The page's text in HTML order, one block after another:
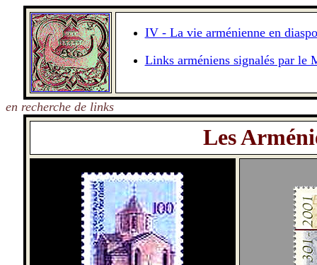
IV - La vie arménienne en
Links arméniens signalés par le
en recherche de links
Les